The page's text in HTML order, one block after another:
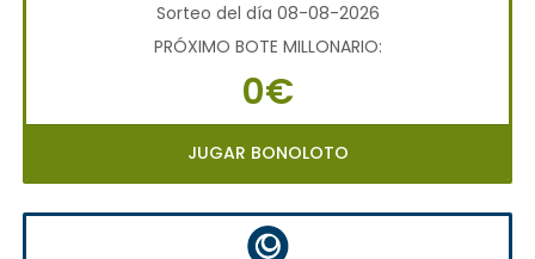
Sorteo del día 08-08-2026
PRÓXIMO BOTE MILLONARIO:
0€
JUGAR BONOLOTO